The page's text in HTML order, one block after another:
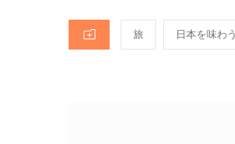
o
k
CATEGORIES
旅 日本を味わ